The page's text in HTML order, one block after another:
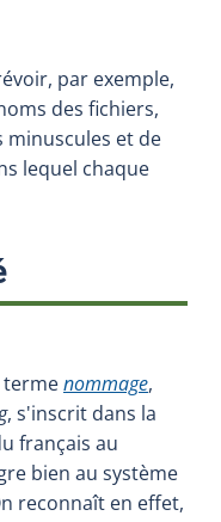
par exemple,
des fichiers,
minuscules et de
lequel chaque
:
termenommage,
, s'inscrit dans la
français au
bien au système
reconnaît en effet,